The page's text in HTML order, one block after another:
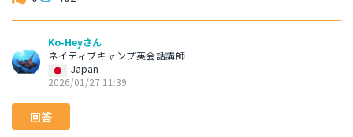
Ko-Heyさん
ネイティブキャンプ英会話講師
Japan
2026/01/27 11:39
回答